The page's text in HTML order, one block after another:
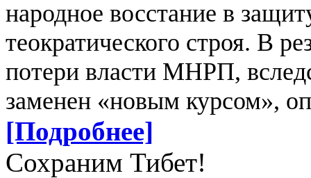
народное восстание в
теократического строя. В
потери власти МНРП,
заменен «новым курсом»,
[Подробнее]
Сохраним Тибет!